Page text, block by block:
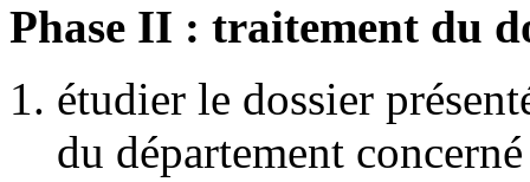
Phase II : traitement du
étudier le dossier
du département